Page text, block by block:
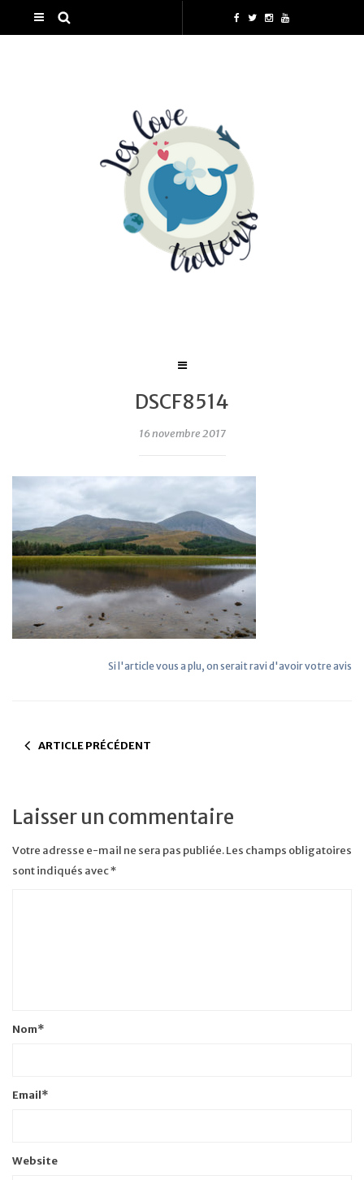
DSCF8514
16 novembre 2017
Si l'article vous a plu, on serait ravi d'avoir votre avis
ARTICLE PRÉCÉDENT
Laisser un commentaire
Votre adresse e-mail ne sera pas publiée.Les champs obligatoires
sont indiqués avec*
Nom*
Email*
Website